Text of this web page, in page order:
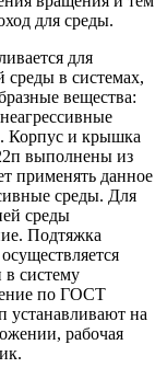
для среды.
для
среды в системах,
вещества:
Корпус и крышка
выполнены из
применять данное
среды. Для
среды
Подтяжка
систему
по ГОСТ
устанавливают на
рабочая